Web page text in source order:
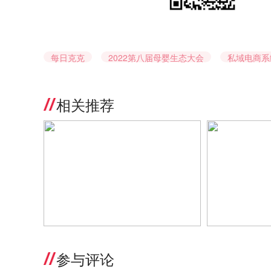
每日克克 2022第八届母婴生态大会 私域电商
相关推荐
参与评论